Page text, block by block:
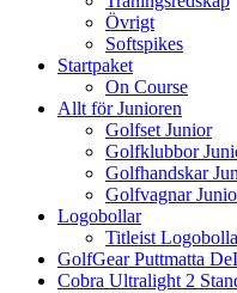
Övrigt
Softspikes
Startpaket
On Course
Allt för Junioren
Golfset Junior
Golfklubbor
Golfhandskar
Golfvagnar
Logobollar
Titleist
GolfGear Puttmatta
Cobra Ultralight 2